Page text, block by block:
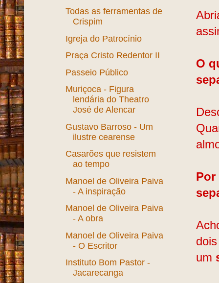
O
um
Todas as ferramentas de
Crispim
Igreja do Patrocínio
Praça Cristo Redentor II
Passeio Público
Muriçoca - Figura
lendária do Theatro
José de Alencar
Gustavo Barroso - Um
ilustre cearense
Casarões que resistem
ao tempo
Manoel de Oliveira Paiva
- A inspiração
Manoel de Oliveira Paiva
- A obra
Manoel de Oliveira Paiva
- O Escritor
Instituto Bom Pastor -
Jacarecanga